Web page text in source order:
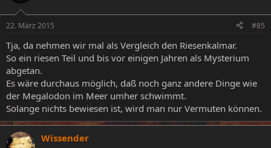
22. März 2015 #85
Tja, da nehmen wir mal als Vergleich den Riesenkalmar.
So ein riesen Teil und bis vor einigen Jahren als Mysterium
abgetan.
Es wäre durchaus möglich, daß noch ganz andere Dinge wie
der Megalodon im Meer umher schwimmt.
Solange nichts bewiesen ist, wird man nur Vermuten können.
Wissender